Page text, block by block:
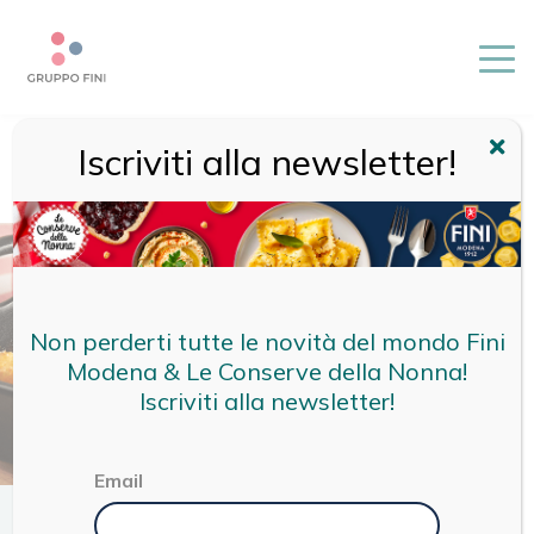
RICETTE/RICETTE CDN /GNOCCHI AL POMODORO
GRATINATI, CON MOZZARELLA E PARMIGIANO
Iscriviti alla newsletter!
Non perderti tutte le novità del mondo Fini
Modena & Le Conserve della Nonna!
Iscriviti alla newsletter!
Email